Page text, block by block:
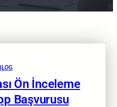
Ön İnceleme
Başvurusu